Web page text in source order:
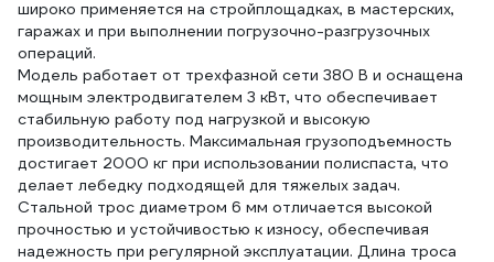
широко применяется на стройплощадках, в мастерских,
гаражах и при выполнении погрузочно-разгрузочных
операций.
Модель работает от трехфазной сети 380 В и оснащена
мощным электродвигателем 3 кВт, что обеспечивает
стабильную работу под нагрузкой и высокую
производительность. Максимальная грузоподъемность
достигает 2000 кг при использовании полиспаста, что
делает лебедку подходящей для тяжелых задач.
Стальной трос диаметром 6 мм отличается высокой
прочностью и устойчивостью к износу, обеспечивая
надежность при регулярной эксплуатации. Длина троса